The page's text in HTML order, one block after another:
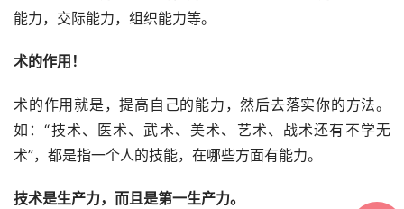
能力，交际能力，组织能力等。
术的作用！
术的作用就是，提高自己的能力，然后去落实你的方法。
如：“技术、医术、武术、美术、艺术、战术还有不学无
术”，都是指一个人的技能，在哪些方面有能力。
技术是生产力，而且是第一生产力。